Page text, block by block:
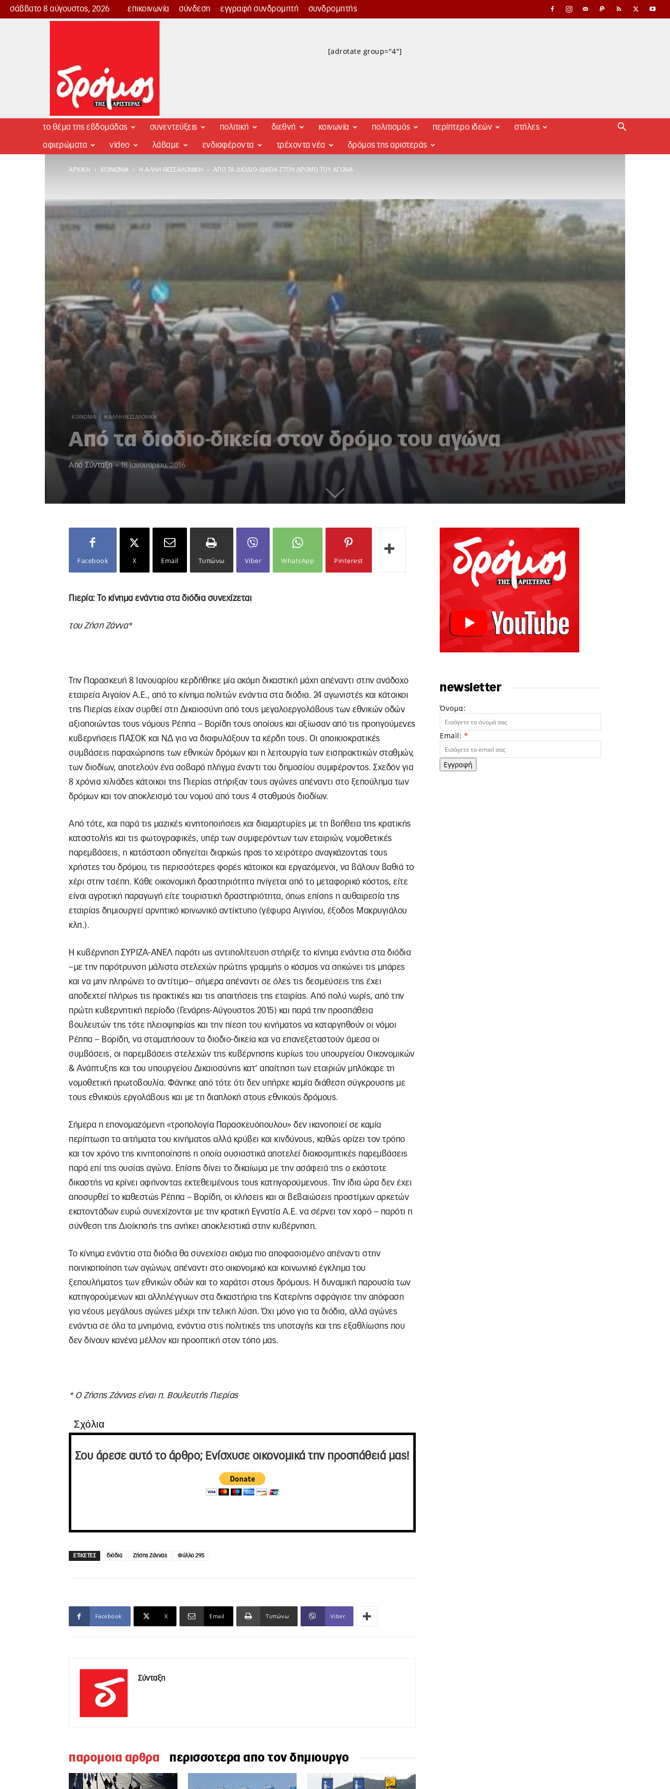
σάββατο 8 αύγουστος, 2026 επικοινωνία σύνδεση εγγραφή συνδρομητή συνδρομητής
Δρόμος
[adrotate group="4"]
το θέμα της εβδομάδας συνεντεύξεις πολιτική διεθνή κοινωνία πολιτισμός περίπτερο ιδεών στήλες
αφιερώματα video λάβαμε ενδιαφέροντα τρέχοντα νέα δρόμος της αριστεράς
ΑΡΧΙΚΉ ΚΟΙΝΩΝΊΑ Η ΆΛΛΗ ΘΕΣΣΑΛΟΝΊΚΗ ΑΠΌ ΤΑ ΔΙΟΔΙΟ-ΔΙΚΕΊΑ ΣΤΟΝ ΔΡΌΜΟ ΤΟΥ ΑΓΏΝΑ
ΚΟΙΝΩΝΊΑ Η ΆΛΛΗ ΘΕΣΣΑΛΟΝΊΚΗ
Από τα διοδιο-δικεία στον δρόμο του αγώνα
Από Σύνταξη - 18 Ιανουαρίου, 2016
Facebook X Email Τυπώνω Viber WhatsApp Pinterest
Πιερία: Το κίνημα ενάντια στα διόδια συνεχίζεται
του Ζήση Ζάννα*
Την Παρασκευή 8 Ιανουαρίου κερδήθηκε μία ακόμη δικαστική μάχη απέναντι στην ανάδοχο
εταιρεία Αιγαίον Α.Ε., από το κίνημα πολιτών ενάντια στα διόδια. 24 αγωνιστές και κάτοικοι
της Πιερίας είχαν συρθεί στη Δικαιοσύνη από τους μεγαλοεργολάβους των εθνικών οδών
αξιοποιώντας τους νόμους Ρέππα – Βορίδη τους οποίους και αξίωσαν από τις προηγούμενες
κυβερνήσεις ΠΑΣΟΚ και ΝΔ για να διαφυλάξουν τα κέρδη τους. Οι αποικιοκρατικές
συμβάσεις παραχώρησης των εθνικών δρόμων και η λειτουργία των εισπρακτικών σταθμών,
των διοδίων, αποτελούν ένα σοβαρό πλήγμα έναντι του δημοσίου συμφέροντος. Σχεδόν για
8 χρόνια χιλιάδες κάτοικοι της Πιερίας στήριξαν τους αγώνες απέναντι στο ξεπούλημα των
δρόμων και τον αποκλεισμό του νομού από τους 4 σταθμούς διοδίων.
Από τότε, και παρά τις μαζικές κινητοποιήσεις και διαμαρτυρίες με τη βοήθεια της κρατικής
καταστολής και τις φωτογραφικές, υπέρ των συμφερόντων των εταιριών, νομοθετικές
παρεμβάσεις, η κατάσταση οδηγείται διαρκώς προς το χειρότερο αναγκάζοντας τους
χρήστες του δρόμου, τις περισσότερες φορές κάτοικοι και εργαζόμενοι, να βάλουν βαθιά το
χέρι στην τσέπη. Κάθε οικονομική δραστηριότητα πνίγεται από το μεταφορικό κόστος, είτε
είναι αγροτική παραγωγή είτε τουριστική δραστηριότητα, όπως επίσης η αυθαιρεσία της
εταιρίας δημιουργεί αρνητικό κοινωνικό αντίκτυπο (γέφυρα Αιγινίου, έξοδος Μακρυγιάλου
κλπ.).
Η κυβέρνηση ΣΥΡΙΖΑ-ΑΝΕΛ παρότι ως αντιπολίτευση στήριξε το κίνημα ενάντια στα διόδια
–με την παρότρυνση μάλιστα στελεχών πρώτης γραμμής ο κόσμος να σηκώνει τις μπάρες
και να μην πληρώνει το αντίτιμο– σήμερα απέναντι σε όλες τις δεσμεύσεις της έχει
αποδεχτεί πλήρως τις πρακτικές και τις απαιτήσεις της εταιρίας. Από πολύ νωρίς, από την
πρώτη κυβερνητική περίοδο (Γενάρης-Αύγουστος 2015) και παρά την προσπάθεια
βουλευτών της τότε πλειοψηφίας και την πίεση του κινήματος να καταργηθούν οι νόμοι
Ρέππα – Βορίδη, να σταματήσουν τα διοδιο-δικεία και να επανεξεταστούν άμεσα οι
συμβάσεις, οι παρεμβάσεις στελεχών της κυβέρνησης κυρίως του υπουργείου Οικονομικών
& Ανάπτυξης και του υπουργείου Δικαιοσύνης κατ’ απαίτηση των εταιριών μπλόκαρε τη
νομοθετική πρωτοβουλία. Φάνηκε από τότε ότι δεν υπήρχε καμία διάθεση σύγκρουσης με
τους εθνικούς εργολάβους και με τη διαπλοκή στους εθνικούς δρόμους.
Σήμερα η επονομαζόμενη «τροπολογία Παρασκευόπουλου» δεν ικανοποιεί σε καμία
περίπτωση τα αιτήματα του κινήματος αλλά κρύβει και κινδύνους, καθώς ορίζει τον τρόπο
και τον χρόνο της κινητοποίησης η οποία ουσιαστικά αποτελεί διακοσμητικές παρεμβάσεις
παρά επί της ουσίας αγώνα. Επίσης δίνει το δικαίωμα με την ασάφειά της ο εκάστοτε
δικαστής να κρίνει αφήνοντας εκτεθειμένους τους κατηγορούμενους. Την ίδια ώρα δεν έχει
αποσυρθεί το καθεστώς Ρέππα – Βορίδη, οι κλήσεις και οι βεβαιώσεις προστίμων αρκετών
εκατοντάδων ευρώ συνεχίζονται με την κρατική Εγνατία Α.Ε. να σέρνει τον χορό – παρότι η
σύνθεση της Διοίκησής της ανήκει αποκλειστικά στην κυβέρνηση.
Το κίνημα ενάντια στα διόδια θα συνεχίσει ακόμα πιο αποφασισμένο απέναντι στην
ποινικοποίηση των αγώνων, απέναντι στο οικονομικό και κοινωνικό έγκλημα του
ξεπουλήματος των εθνικών οδών και το χαράτσι στους δρόμους. Η δυναμική παρουσία των
κατηγορούμενων και αλληλέγγυων στα δικαστήρια της Κατερίνης σφράγισε την απόφαση
για νέους μεγάλους αγώνες μέχρι την τελική λύση. Όχι μόνο για τα διόδια, αλλά αγώνες
ενάντια σε όλα τα μνημόνια, ενάντια στις πολιτικές της υποταγής και της εξαθλίωσης που
δεν δίνουν κανένα μέλλον και προοπτική στον τόπο μας.
* Ο Ζήσης Ζάννας είναι π. Βουλευτής Πιερίας
Σχόλια
Σου άρεσε αυτό το άρθρο; Ενίσχυσε οικονομικά την προσπάθειά μας!
ΕΤΙΚΕΤΕΣ διόδια Ζήσης Ζάννας Φύλλο 295
Facebook X Email Τυπώνω Viber
Σύνταξη
παρομοια αρθρα περισσοτερα απο τον δημιουργο
newsletter
Όνομα:
Email: *
Εγγραφή